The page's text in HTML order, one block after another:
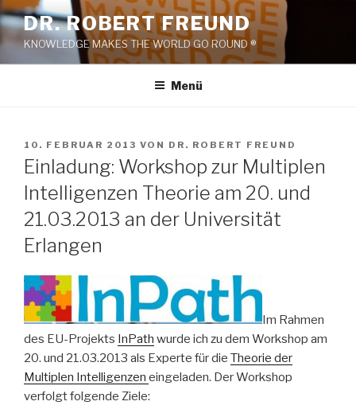
Zum
Inhalt
springen
DR. ROBERT FREUND
KNOWLEDGE MAKES THE WORLD GO ROUND ®
Menü
VERÖFFENTLICHT
AM
10. FEBRUAR 2013 VON DR. ROBERT FREUND
Einladung: Workshop zur Multiplen
Intelligenzen Theorie am 20. und
21.03.2013 an der Universität
Erlangen
Im Rahmen
des EU-Projekts InPath wurde ich zu dem Workshop am
20. und 21.03.2013 als Experte für die Theorie der
Multiplen Intelligenzen eingeladen. Der Workshop
verfolgt folgende Ziele: